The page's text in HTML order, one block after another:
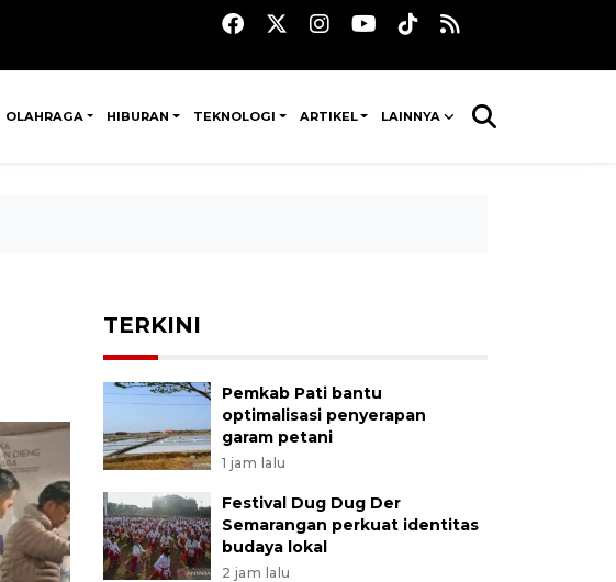
OLAHRAGA HIBURAN TEKNOLOGI ARTIKEL LAINNYA
TERKINI
Pemkab Pati bantu
optimalisasi penyerapan
garam petani
1 jam lalu
Festival Dug Dug Der
Semarangan perkuat identitas
budaya lokal
2 jam lalu